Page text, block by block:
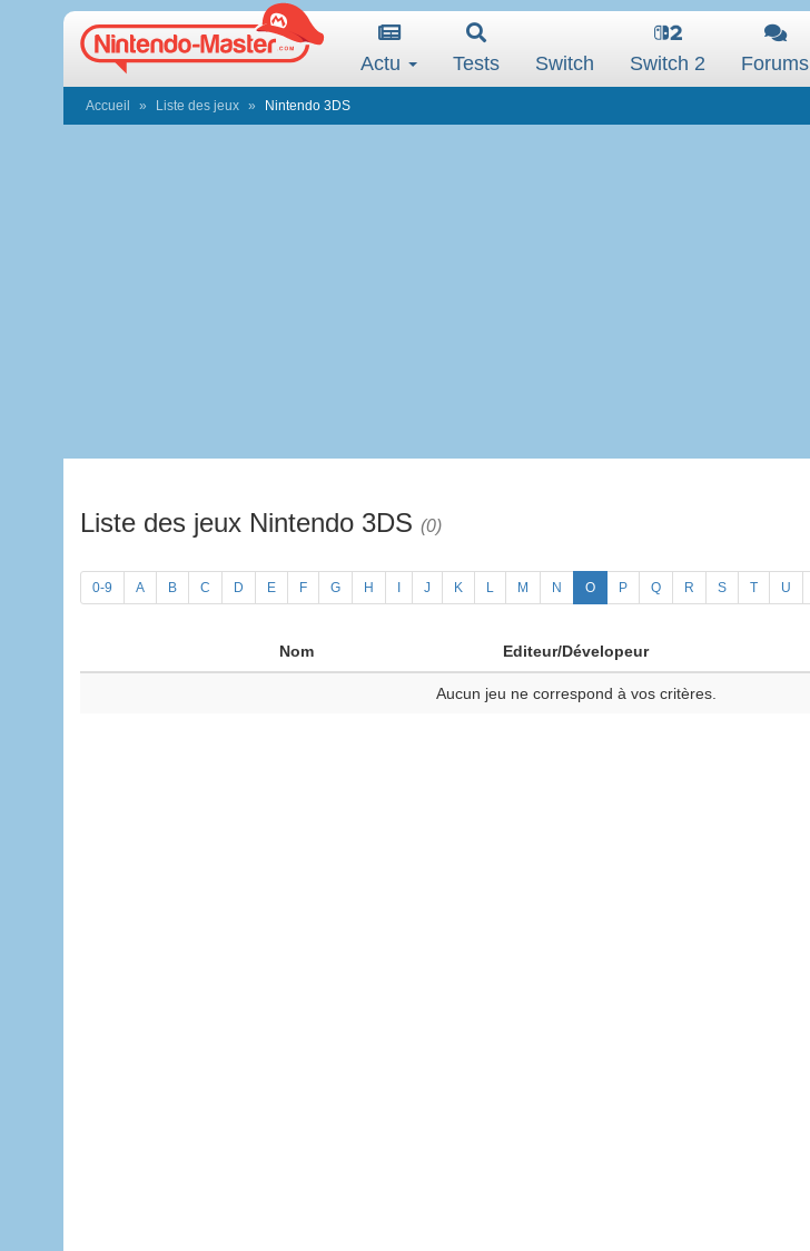
Actu Tests Switch Switch 2 Forums
Accueil Liste des jeux Nintendo 3DS
Liste des jeux Nintendo 3DS (0)
0-9 A B C D E F G H J K L M N O P Q R S T U
Nom Editeur/Dévelopeur
Aucun jeu ne correspond à vos critères.